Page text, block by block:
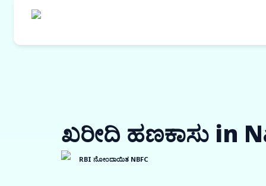
ಖರೀದಿ ಹಣಕಾಸು in
RBI ನೋಂದಾಯಿತ NBFC